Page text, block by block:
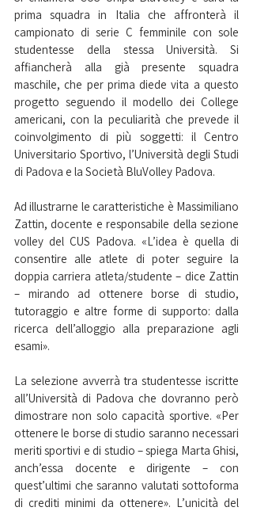
prima squadra in Italia che affronterà il
campionato di serie C femminile con sole
studentesse della stessa Università. Si
affiancherà alla già presente squadra
maschile, che per prima diede vita a questo
progetto seguendo il modello dei College
americani, con la peculiarità che prevede il
coinvolgimento di più soggetti: il Centro
Universitario Sportivo, l’Università degli Studi
di Padova e la Società BluVolley Padova.
Ad illustrarne le caratteristiche è Massimiliano
Zattin, docente e responsabile della sezione
volley del CUS Padova. «L’idea è quella di
consentire alle atlete di poter seguire la
doppia carriera atleta/studente – dice Zattin
– mirando ad ottenere borse di studio,
tutoraggio e altre forme di supporto: dalla
ricerca dell’alloggio alla preparazione agli
esami».
La selezione avverrà tra studentesse iscritte
all’Università di Padova che dovranno però
dimostrare non solo capacità sportive. «Per
ottenere le borse di studio saranno necessari
meriti sportivi e di studio – spiega Marta Ghisi,
anch’essa docente e dirigente – con
quest’ultimi che saranno valutati sottoforma
di crediti minimi da ottenere». L’unicità del